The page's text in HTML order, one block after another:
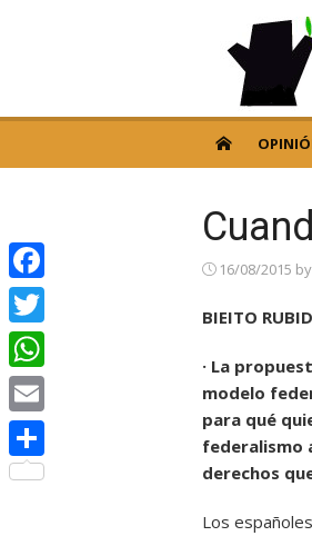
16/08/2015 by
BIEITO
· La
modelo
para qué
federalismo
derechos
Los
Facebook
Twitter
WhatsApp
Email
Compartir